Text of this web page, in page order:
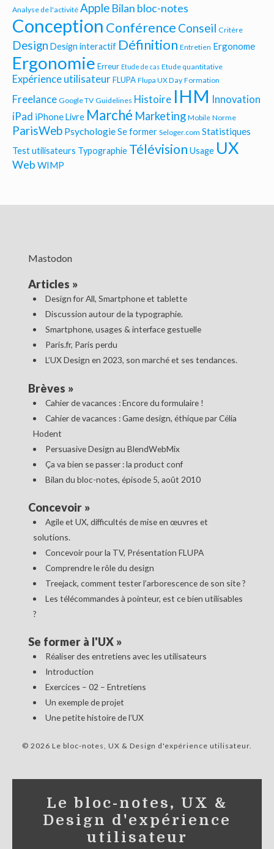
Analyse de l'activité Apple Bilan bloc-notes
Conception Conférence Conseil Critère
Design Design interactif Définition Entretien Ergonome
Ergonomie Erreur Etude de cas Etude quantitative
Expérience utilisateur FLUPA Flupa UX Day Formation
Freelance Google TV Guidelines Histoire IHM Innovation
iPad iPhoneLivre Marché Marketing Mobile Norme
ParisWeb PsychologieSe former Seloger.com Statistiques
Test utilisateurs Typographie Télévision Usage UX
Web WIMP
Mastodon
Articles »
Design for All, Smartphone et tablette
Discussion autour de la typographie.
Smartphone, usages & interface gestuelle
Paris.fr, Paris perdu
L’UX Design en 2023, son marché et ses tendances.
Brèves »
Cahier de vacances : Encore du formulaire !
Cahier de vacances : Game design, éthique par Célia
Hodent
Persuasive Design au BlendWebMix
Ça va bien se passer : la product conf
Bilan du bloc-notes, épisode 5, août 2010
Concevoir»
Agile et UX, difficultés de mise en œuvres et
solutions.
Concevoir pour la TV, Présentation FLUPA
Comprendre le rôle du design
Treejack, comment tester l’arborescence de son site ?
Les télécommandes à pointeur, est ce bien utilisables
?
Se former à l'UX»
Réaliser des entretiens avec les utilisateurs
Introduction
Exercices – 02 – Entretiens
Un exemple de projet
Une petite histoire de l’UX
© 2026 Le bloc-notes, UX & Design d'expérience utilisateur
Le bloc-notes, UX &
Design d'expérience
utilisateur